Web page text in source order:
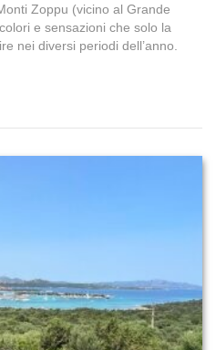
Zoppu (vicino al Grande
e sensazioni che solo la
nei diversi periodi dell’anno.